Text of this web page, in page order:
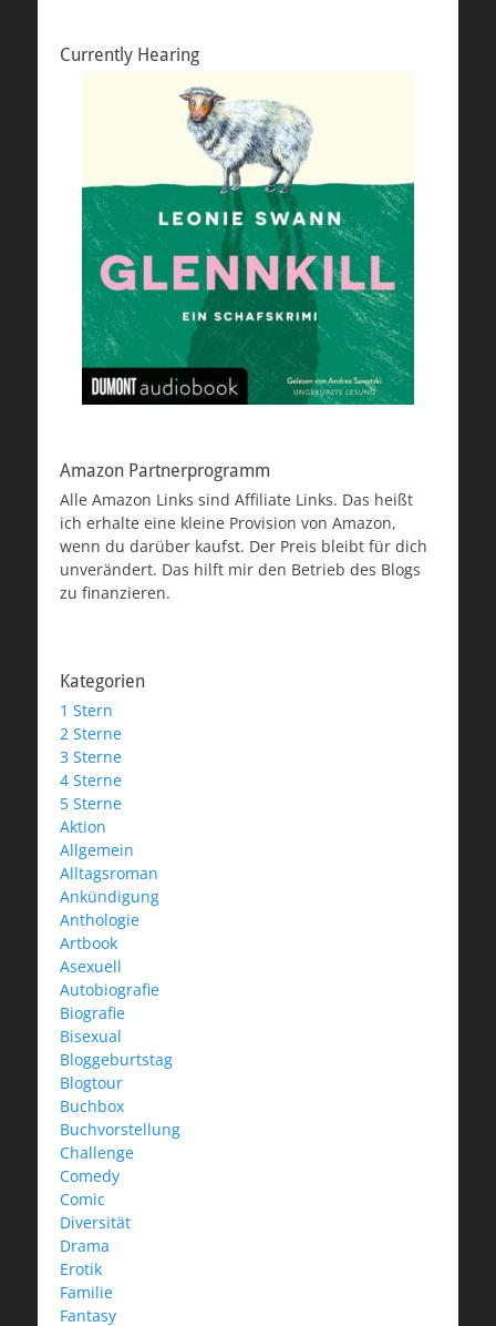
Currently Hearing
Amazon Partnerprogramm
Alle Amazon Links sind Affiliate Links. Das heißt
ich erhalte eine kleine Provision von Amazon,
wenn du darüber kaufst. Der Preis bleibt für dich
unverändert. Das hilft mir den Betrieb des Blogs
zu finanzieren.
Kategorien
1 Stern
2 Sterne
3 Sterne
4 Sterne
5 Sterne
Aktion
Allgemein
Alltagsroman
Ankündigung
Anthologie
Artbook
Asexuell
Autobiografie
Biografie
Bisexual
Bloggeburtstag
Blogtour
Buchbox
Buchvorstellung
Challenge
Comedy
Comic
Diversität
Drama
Erotik
Familie
Fantasy